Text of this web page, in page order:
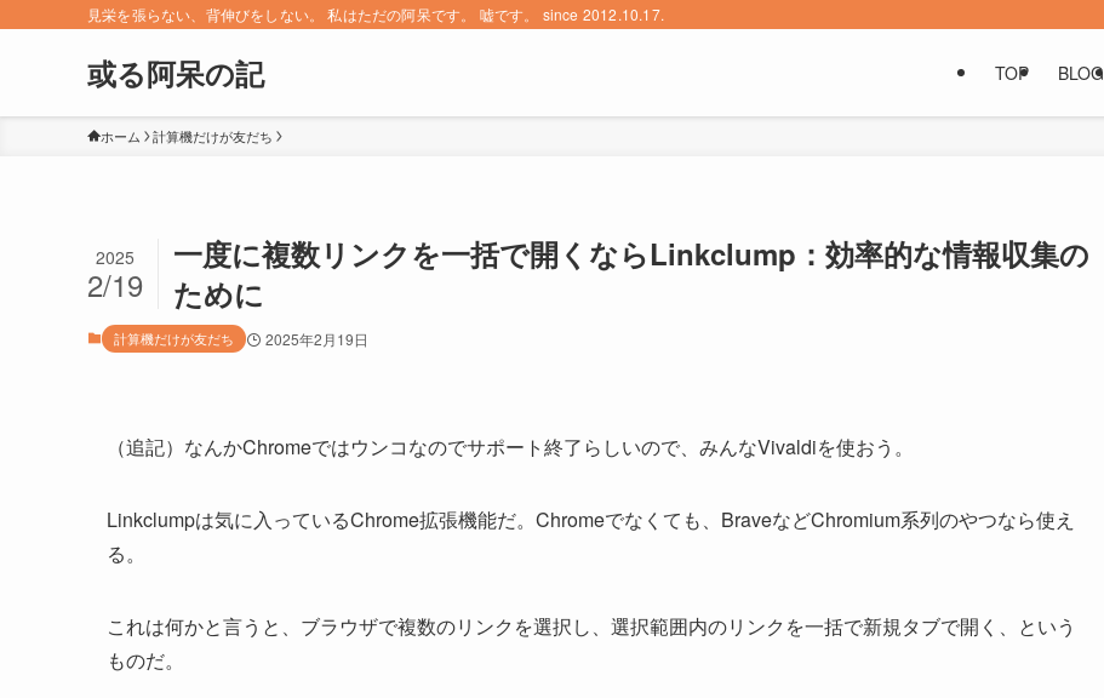
見栄を張らない、背伸びをしない。 私はただの阿呆です。 嘘です。 since 2012.10.17.
或る阿呆の記 TOP BLOG
ホーム 計算機だけが友だち
一度に複数リンクを一括で開くならLinkclump：効率的な情報収集の
ために
2025
2/19
計算機だけが友だち 2025年2月19日
（追記）なんかChromeではウンコなのでサポート終了らしいので、みんなVivaldiを使おう。
Linkclumpは気に入っているChrome拡張機能だ。Chromeでなくても、BraveなどChromium系列のやつなら使え
る。
これは何かと言うと、ブラウザで複数のリンクを選択し、選択範囲内のリンクを一括で新規タブで開く、という
ものだ。